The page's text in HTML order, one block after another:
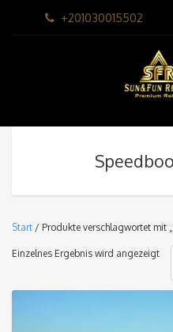
+201030015502
Start / Produkte verschlagwortet mit
Einzelnes Ergebnis wird angezeigt